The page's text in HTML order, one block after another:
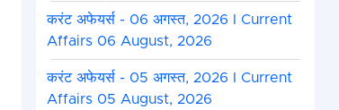
करंट अफेयर्स - 06 अगस्त, 2026 I Current
Affairs 06 August, 2026
करंट अफेयर्स - 05 अगस्त, 2026 I Current
Affairs 05 August, 2026